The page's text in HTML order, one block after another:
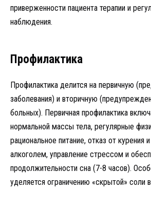
приверженности пациента терапии и
наблюдения.
Профилактика
Профилактика делится на первичную
заболевания) и вторичную
больных). Первичная профилактика
нормальной массы тела, регулярные
рациональное питание, отказ от курения
алкоголем, управление стрессом и
продолжительности сна (7-8 часов).
уделяется ограничению «скрытой» соли